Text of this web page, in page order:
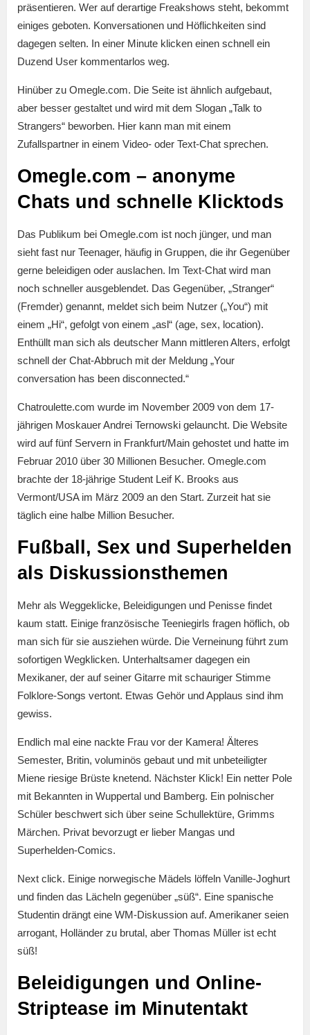
präsentieren. Wer auf derartige Freakshows steht, bekommt
einiges geboten. Konversationen und Höflichkeiten sind
dagegen selten. In einer Minute klicken einen schnell ein
Duzend User kommentarlos weg.
Hinüber zu Omegle.com. Die Seite ist ähnlich aufgebaut,
aber besser gestaltet und wird mit dem Slogan „Talk to
Strangers“ beworben. Hier kann man mit einem
Zufallspartner in einem Video- oder Text-Chat sprechen.
Omegle.com – anonyme
Chats und schnelle Klicktods
Das Publikum bei Omegle.com ist noch jünger, und man
sieht fast nur Teenager, häufig in Gruppen, die ihr Gegenüber
gerne beleidigen oder auslachen. Im Text-Chat wird man
noch schneller ausgeblendet. Das Gegenüber, „Stranger“
(Fremder) genannt, meldet sich beim Nutzer („You“) mit
einem „Hi“, gefolgt von einem „asl“ (age, sex, location).
Enthüllt man sich als deutscher Mann mittleren Alters, erfolgt
schnell der Chat-Abbruch mit der Meldung „Your
conversation has been disconnected.“
Chatroulette.com wurde im November 2009 von dem 17-
jährigen Moskauer Andrei Ternowski gelauncht. Die Website
wird auf fünf Servern in Frankfurt/Main gehostet und hatte im
Februar 2010 über 30 Millionen Besucher. Omegle.com
brachte der 18-jährige Student Leif K. Brooks aus
Vermont/USA im März 2009 an den Start. Zurzeit hat sie
täglich eine halbe Million Besucher.
Fußball, Sex und Superhelden
als Diskussionsthemen
Mehr als Weggeklicke, Beleidigungen und Penisse findet
kaum statt. Einige französische Teeniegirls fragen höflich, ob
man sich für sie ausziehen würde. Die Verneinung führt zum
sofortigen Wegklicken. Unterhaltsamer dagegen ein
Mexikaner, der auf seiner Gitarre mit schauriger Stimme
Folklore-Songs vertont. Etwas Gehör und Applaus sind ihm
gewiss.
Endlich mal eine nackte Frau vor der Kamera! Älteres
Semester, Britin, voluminös gebaut und mit unbeteiligter
Miene riesige Brüste knetend. Nächster Klick! Ein netter Pole
mit Bekannten in Wuppertal und Bamberg. Ein polnischer
Schüler beschwert sich über seine Schullektüre, Grimms
Märchen. Privat bevorzugt er lieber Mangas und
Superhelden-Comics.
Next click. Einige norwegische Mädels löffeln Vanille-Joghurt
und finden das Lächeln gegenüber „süß“. Eine spanische
Studentin drängt eine WM-Diskussion auf. Amerikaner seien
arrogant, Holländer zu brutal, aber Thomas Müller ist echt
süß!
Beleidigungen und Online-
Striptease im Minutentakt